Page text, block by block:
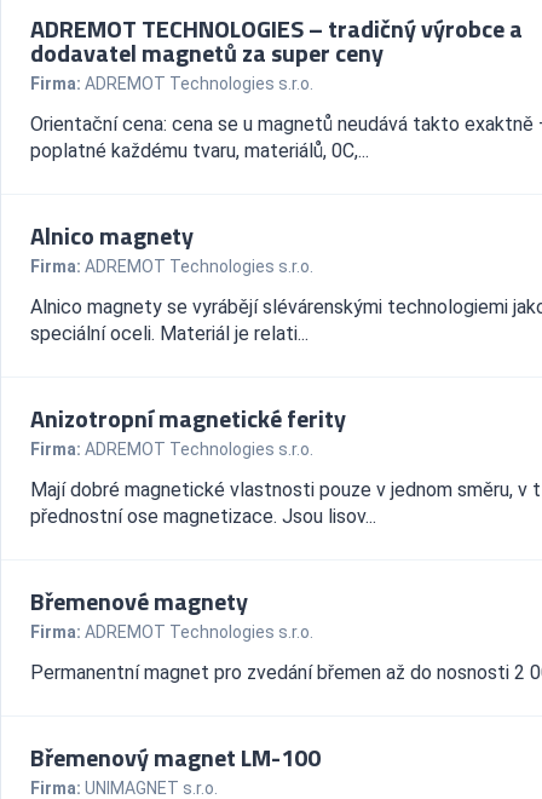
ADREMOT TECHNOLOGIES – tradičný výrobce a
dodavatel magnetů za super ceny
Firma: ADREMOT Technologies s.r.o.
Orientační cena: cena se u magnetů neudává takto exaktně
poplatné každému tvaru, materiálů, 0C,...
Alnico magnety
Firma: ADREMOT Technologies s.r.o.
Alnico magnety se vyrábějí slévárenskými technologiemi
speciální oceli. Materiál je relati...
Anizotropní magnetické ferity
Firma: ADREMOT Technologies s.r.o.
Mají dobré magnetické vlastnosti pouze v jednom směru, v
přednostní ose magnetizace. Jsou lisov...
Břemenové magnety
Firma: ADREMOT Technologies s.r.o.
Permanentní magnet pro zvedání břemen až do nosnosti 2
Břemenový magnet LM-100
Firma: UNIMAGNET s.r.o.